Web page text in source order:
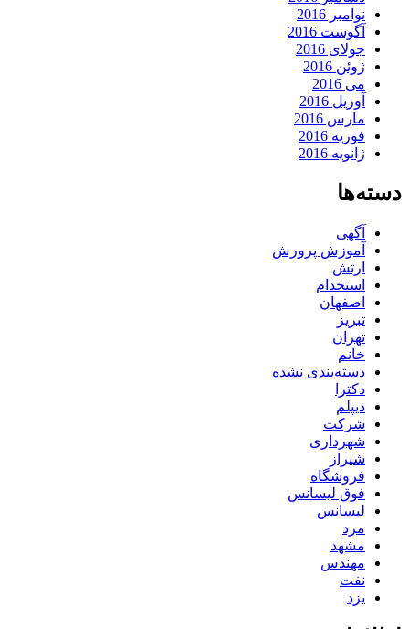
نوامبر 2016
آگوست 2016
جولای 2016
ژوئن 2016
می 2016
آوریل 2016
مارس 2016
فوریه 2016
ژانویه 2016
دسته‌ها
آگهی
آموزش پرورش
ارتش
استخدام
اصفهان
تبریز
تهران
خانم
دسته‌بندی نشده
دکترا
دیپلم
شرکت
شهرداری
شیراز
فروشگاه
فوق لیسانس
لیسانس
مرد
مشهد
مهندس
نفت
یزد